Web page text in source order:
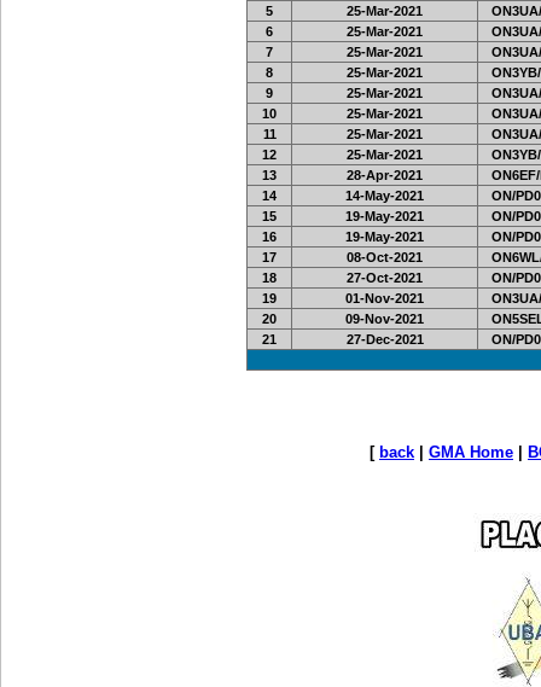
5
25-Mar-2021
6
25-Mar-2021
7
25-Mar-2021
8
25-Mar-2021
9
25-Mar-2021
10
25-Mar-2021
11
25-Mar-2021
12
25-Mar-2021
13
28-Apr-2021
ON6EF/
14
14-May-2021
ON/
15
19-May-2021
ON/
16
19-May-2021
ON/
17
08-Oct-2021
18
27-Oct-2021
ON/
19
01-Nov-2021
20
09-Nov-2021
21
27-Dec-2021 ON/
[ back GMA Home